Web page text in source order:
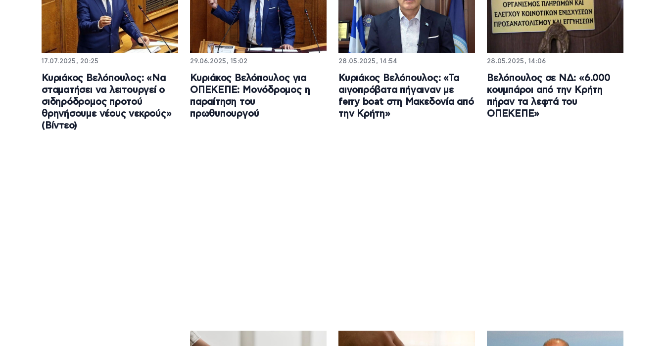
17.07.2025, 20:25
Κυριάκος Βελόπουλος: «Να
σταματήσει να λειτουργεί ο
σιδηρόδρομος προτού
θρηνήσουμε νέους νεκρούς»
(Βίντεο)
29.06.2025, 15:02
Κυριάκος Βελόπουλος για
ΟΠΕΚΕΠΕ: Μονόδρομος η
παραίτηση του
πρωθυπουργού
28.05.2025, 14:54
Κυριάκος Βελόπουλος: «Τα
αιγοπρόβατα πήγαιναν με
ferry boat στη Μακεδονία από
την Κρήτη»
28.05.2025, 14:06
Βελόπουλος σε ΝΔ: «6.000
κουμπάροι από την Κρήτη
πήραν τα λεφτά του
ΟΠΕΚΕΠΕ»